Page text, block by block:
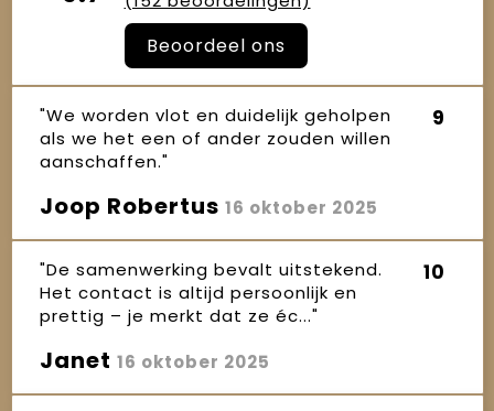
Beoordeel ons
"We worden vlot en duidelijk geholpen
als we het een of ander zouden willen
aanschaffen."
9
Joop Robertus 16 oktober 2025
"De samenwerking bevalt uitstekend.
Het contact is altijd persoonlijk en
prettig – je merkt dat ze éc..."
10
Janet 16 oktober 2025